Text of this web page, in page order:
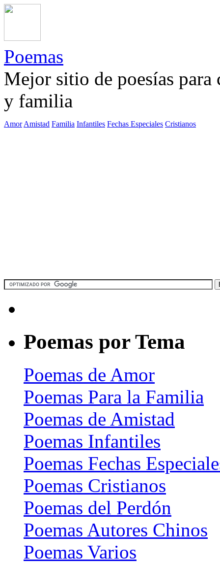
Poemas
Mejor sitio de poesías
y familia
Amor Amistad Familia Infantiles Fechas Especiales Cristianos
Poemas por Tema
Poemas de Amor
Poemas Para la Familia
Poemas de Amistad
Poemas Infantiles
Poemas Fechas
Poemas Cristianos
Poemas del Perdón
Poemas Autores Chinos
Poemas Varios